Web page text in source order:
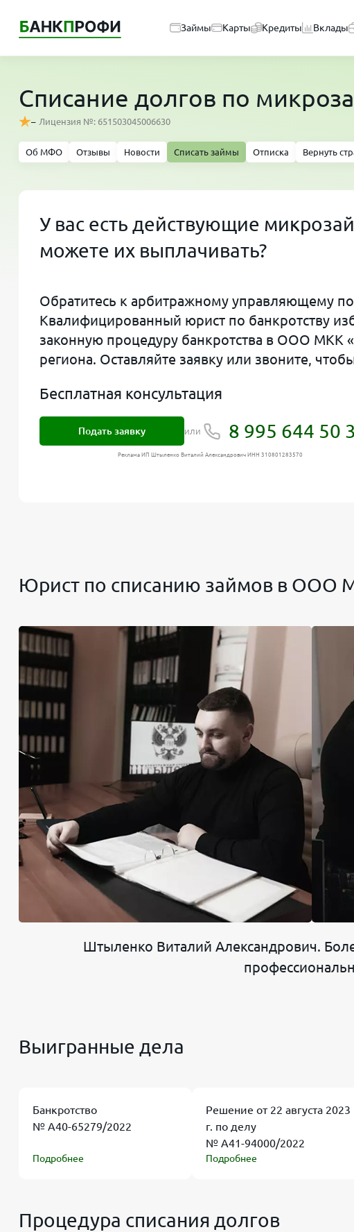
Займы Карты Кредиты Вклады
Списание долгов по
– Лицензия №: 651503045006630
Об МФО Отзывы Новости Списать займы Отписка Вернуть
У вас есть действующие
можете их выплачивать?
Обратитесь к арбитражному управляющему
Квалифицированный юрист по банкротству
законную процедуру банкротства в ООО МКК
региона. Оставляйте заявку или звоните,
Бесплатная консультация
Подать заявку или 8 995 644 50
Реклама ИП Штыленко Виталий Александрович ИНН 310801283570
Юрист по списанию займов в ООО
Штыленко Виталий Александрович.
Выигранные дела
Банкротство
№ А40-65279/2022
Подробнее
Решение от 22 августа 2023
г. по делу
№ А41-94000/2022
Подробнее
Процедура списания долгов